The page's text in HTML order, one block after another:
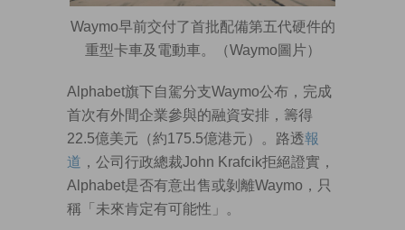
Waymo早前交付了首批配備第五代硬件的
重型卡車及電動車。（Waymo圖片）
Alphabet旗下自駕分支Waymo公布，完成
首次有外間企業參與的融資安排，籌得
22.5億美元（約175.5億港元）。路透報
道 ，公司行政總裁John Krafcik拒絕證實，
Alphabet是否有意出售或剝離Waymo，只
稱「未來肯定有可能性」。